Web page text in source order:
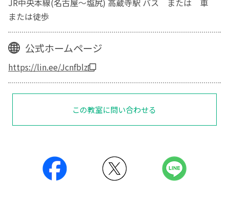
または徒歩
公式ホームページ
https://lin.ee/Jcnfblz
この教室に問い合わせる